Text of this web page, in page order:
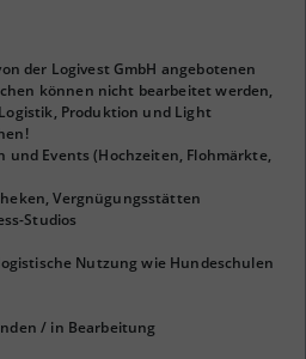
der Logivest GmbH angebotenen
können nicht bearbeitet werden,
Produktion und Light
und Events (Hochzeiten, Flohmärkte,
Vergnügungsstätten
Studios
Nutzung wie Hundeschulen
/ in Bearbeitung